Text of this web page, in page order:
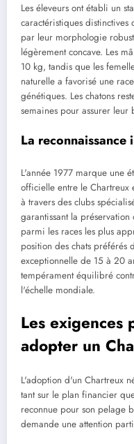
Les éleveurs ont établi un
caractéristiques distinctives
par leur morphologie
légèrement concave. Les
10 kg, tandis que les
naturelle a favorisé une
génétiques. Les chatons
semaines pour assurer leur
La
L'année 1977 marque une
officielle entre le Chartreux
à travers des clubs
garantissant la
parmi les races les plus
position des chats préférés
exceptionnelle de 15 à 20
tempérament équilibré
l'échelle mondiale.
Les exigences
adopter un
L'adoption d'un Chartreux
tant sur le plan financier
reconnue pour son pelage
demande une attention